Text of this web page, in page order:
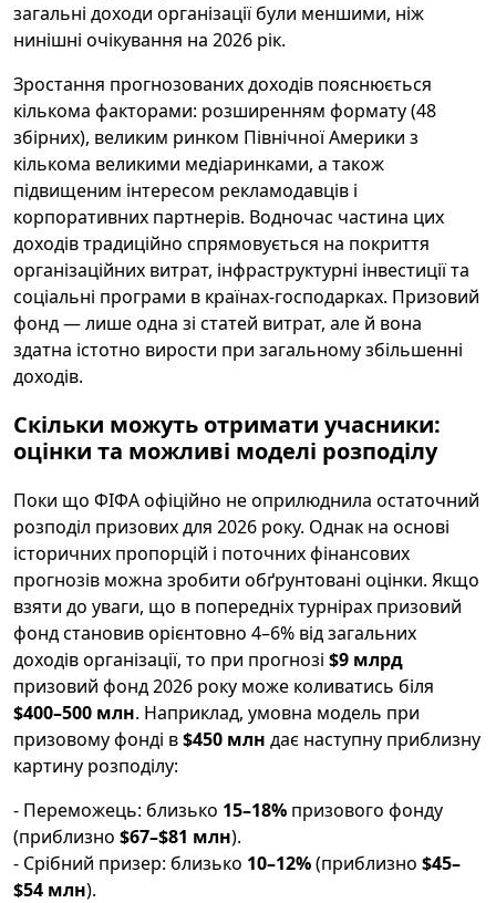
загальні доходи організації були меншими, ніж
нинішні очікування на 2026 рік.
Зростання прогнозованих доходів пояснюється
кількома факторами: розширенням формату (48
збірних), великим ринком Північної Америки з
кількома великими медіаринками, а також
підвищеним інтересом рекламодавців і
корпоративних партнерів. Водночас частина цих
доходів традиційно спрямовується на покриття
організаційних витрат, інфраструктурні інвестиції та
соціальні програми в країнах-господарках. Призовий
фонд — лише одна зі статей витрат, але й вона
здатна істотно вирости при загальному збільшенні
доходів.
Скільки можуть отримати учасники:
оцінки та можливі моделі розподілу
Поки що ФІФА офіційно не оприлюднила остаточний
розподіл призових для 2026 року. Однак на основі
історичних пропорцій і поточних фінансових
прогнозів можна зробити обґрунтовані оцінки. Якщо
взяти до уваги, що в попередніх турнірах призовий
фонд становив орієнтовно 4–6% від загальних
доходів організації, то при прогнозі $9 млрд
призовий фонд 2026 року може коливатись біля
$400–500 млн. Наприклад, умовна модель при
призовому фонді в$450 млн дає наступну приблизну
картину розподілу:
- Переможець: близько 15–18% призового фонду
(приблизно $67–$81 млн).
- Срібний призер: близько 10–12%(приблизно $45–
$54 млн).